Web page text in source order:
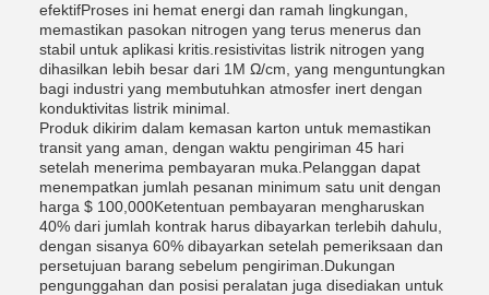
efektifProses ini hemat energi dan ramah lingkungan,
memastikan pasokan nitrogen yang terus menerus dan
stabil untuk aplikasi kritis.resistivitas listrik nitrogen yang
dihasilkan lebih besar dari 1M Ω/cm, yang menguntungkan
bagi industri yang membutuhkan atmosfer inert dengan
konduktivitas listrik minimal.
Produk dikirim dalam kemasan karton untuk memastikan
transit yang aman, dengan waktu pengiriman 45 hari
setelah menerima pembayaran muka.Pelanggan dapat
menempatkan jumlah pesanan minimum satu unit dengan
harga $ 100,000Ketentuan pembayaran mengharuskan
40% dari jumlah kontrak harus dibayarkan terlebih dahulu,
dengan sisanya 60% dibayarkan setelah pemeriksaan dan
persetujuan barang sebelum pengiriman.Dukungan
pengunggahan dan posisi peralatan juga disediakan untuk